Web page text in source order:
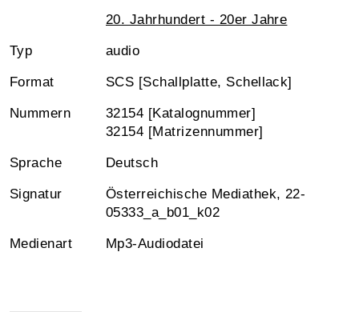
20. Jahrhundert - 20er Jahre
Typ audio
Format SCS [Schallplatte, Schellack]
Nummern
32154 [Katalognummer]
32154 [Matrizennummer]
Sprache Deutsch
Signatur
Österreichische Mediathek, 22-
05333_a_b01_k02
Medienart Mp3-Audiodatei